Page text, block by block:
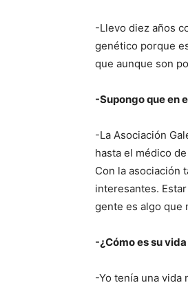
-Llevo diez años
genético porque
que aunque son
-Supongo que en
-La Asociación
hasta el médico
Con la asociación
interesantes.
gente es algo que
-¿Cómo es su
-Yo tenía una vida